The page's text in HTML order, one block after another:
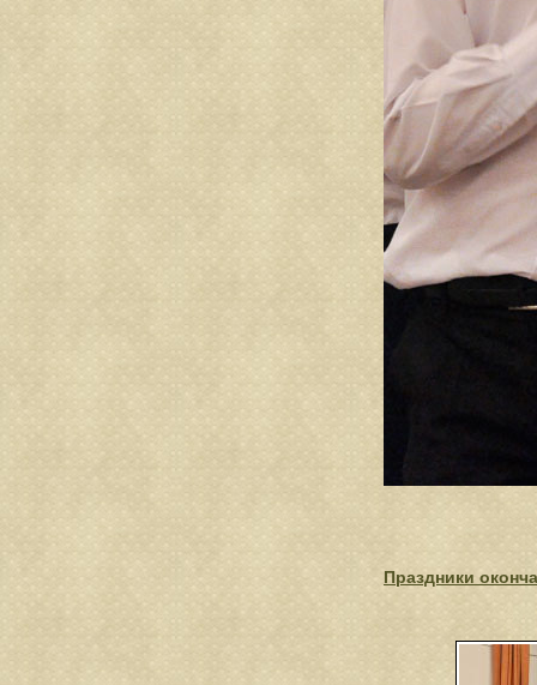
Праздники